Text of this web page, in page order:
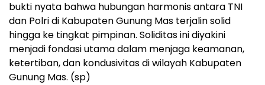
bukti nyata bahwa hubungan harmonis antara TNI
dan Polri di Kabupaten Gunung Mas terjalin solid
hingga ke tingkat pimpinan. Soliditas ini diyakini
menjadi fondasi utama dalam menjaga keamanan,
ketertiban, dan kondusivitas di wilayah Kabupaten
Gunung Mas. (sp)